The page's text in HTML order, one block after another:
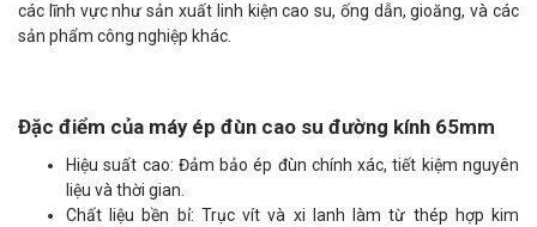
các lĩnh vực như sản xuất linh kiện cao su, ống dẫn, gioăng, và các
sản phẩm công nghiệp khác.
Đặc điểm của máy ép đùn cao su đường kính 65mm
Hiệu suất cao: Đảm bảo ép đùn chính xác, tiết kiệm nguyên
liệu và thời gian.
Chất liệu bền bỉ: Trục vít và xi lanh làm từ thép hợp kim